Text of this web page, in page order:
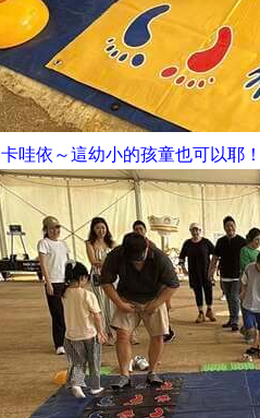
卡哇依～這幼小的孩童也可以耶